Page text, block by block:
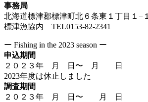
事務局
北海道標津郡標津町北６条東１丁目１−１
標津漁協内 TEL0153-82-2341
ー Fishing in the 2023 season ー
申込期間
２０２３年 月 日〜 月 日
2023年度は休止しました
調査期間
２０２３年 月 日〜 月 日